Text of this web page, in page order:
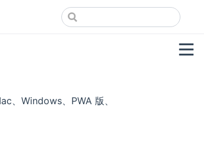
、Windows、PWA 版、